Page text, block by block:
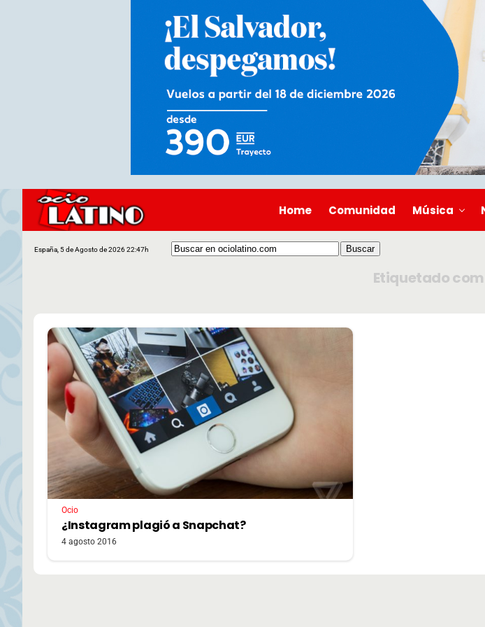
Home Comunidad Música
España, 5 de Agosto de 2026 22:47h
Etiquetado
Ocio
¿Instagram plagió a Snapchat?
4 agosto 2016